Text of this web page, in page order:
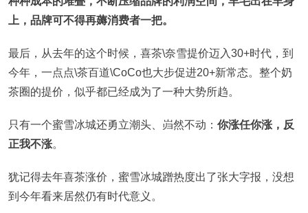
上，品牌可不得再薅消费者一把。
最后，从去年的这个时候，喜茶\奈雪提价迈入30+时代，到
今年，一点点\茶百道\CoCo也大步促进20+新常态。整个奶
茶圈的提价，似乎都已经成为了一种大势所趋。
只有一个蜜雪冰城还勇立潮头、岿然不动： 你涨任你涨，反
正我不涨。
犹记得去年喜茶涨价，蜜雪冰城蹭热度出了张大字报，没想
到今年看来居然仍有时代意义。